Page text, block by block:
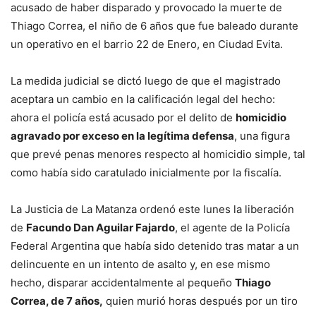
acusado de haber disparado y provocado la muerte de
Thiago Correa, el niño de 6 años que fue baleado durante
un operativo en el barrio 22 de Enero, en Ciudad Evita.
La medida judicial se dictó luego de que el magistrado
aceptara un cambio en la calificación legal del hecho:
ahora el policía está acusado por el delito de homicidio
agravado por exceso en la legítima defensa, una figura
que prevé penas menores respecto al homicidio simple, tal
como había sido caratulado inicialmente por la fiscalía.
La Justicia de La Matanza ordenó este lunes la liberación
de Facundo Dan Aguilar Fajardo, el agente de la Policía
Federal Argentina que había sido detenido tras matar a un
delincuente en un intento de asalto y, en ese mismo
hecho, disparar accidentalmente al pequeño Thiago
Correa, de 7 años, quien murió horas después por un tiro